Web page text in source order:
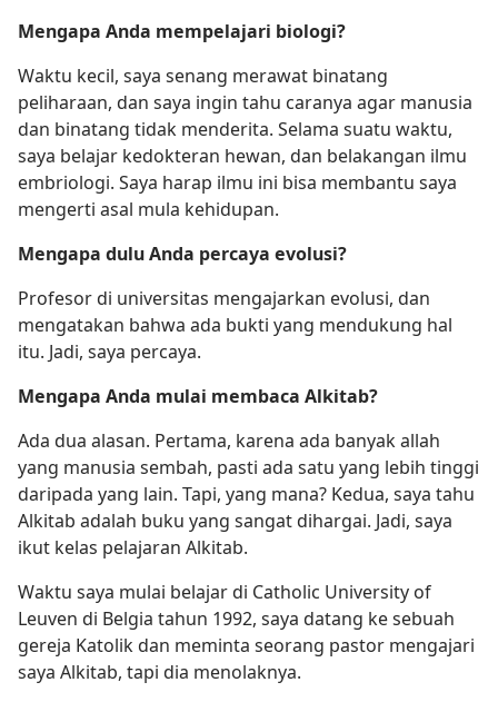
Mengapa Anda mempelajari biologi?
Waktu kecil, saya senang merawat binatang
peliharaan, dan saya ingin tahu caranya agar manusia
dan binatang tidak menderita. Selama suatu waktu,
saya belajar kedokteran hewan, dan belakangan ilmu
embriologi. Saya harap ilmu ini bisa membantu saya
mengerti asal mula kehidupan.
Mengapa dulu Anda percaya evolusi?
Profesor di universitas mengajarkan evolusi, dan
mengatakan bahwa ada bukti yang mendukung hal
itu. Jadi, saya percaya.
Mengapa Anda mulai membaca Alkitab?
Ada dua alasan. Pertama, karena ada banyak allah
yang manusia sembah, pasti ada satu yang lebih tinggi
daripada yang lain. Tapi, yang mana? Kedua, saya tahu
Alkitab adalah buku yang sangat dihargai. Jadi, saya
ikut kelas pelajaran Alkitab.
Waktu saya mulai belajar di Catholic University of
Leuven di Belgia tahun 1992, saya datang ke sebuah
gereja Katolik dan meminta seorang pastor mengajari
saya Alkitab, tapi dia menolaknya.